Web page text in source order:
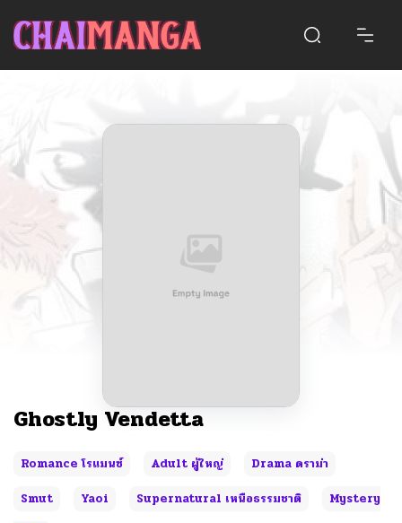
Ghostly Vendetta
Romance โรแมนซ์ Adult ผู้ใหญ่
Drama ดราม่า
Smut
Yaoi Supernatural เหนือธรรมชาติ
Mystery